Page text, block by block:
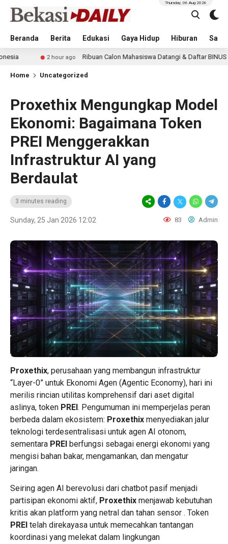
Beranda Berita Edukasi Gaya Hidup Hiburan
Thursday, 06 Aug 2026
2 hour ago Ribuan Calon Mahasiswa Datangi & Daftar BINUS University,
Home Uncategorized
Proxethix Mengungkap Model
Ekonomi: Bagaimana Token
PREI Menggerakkan
Infrastruktur AI yang
Berdaulat
3 minutes reading
Sunday, 25 Jan 2026 12:02 83 Admin
Proxethix, perusahaan yang membangun infrastruktur
“Layer-0” untuk Ekonomi Agen (Agentic Economy), hari ini
merilis rincian utilitas komprehensif dari aset digital
aslinya, token PREI . Pengumuman ini memperjelas peran
berbeda dalam ekosistem: Proxethix menyediakan jalur
teknologi terdesentralisasi untuk agen AI otonom,
sementara PREI berfungsi sebagai energi ekonomi yang
mengisi bahan bakar, mengamankan, dan mengatur
jaringan.
Seiring agen AI berevolusi dari chatbot pasif menjadi
partisipan ekonomi aktif, Proxethix menjawab kebutuhan
kritis akan platform yang netral dan tahan sensor . Token
PREI telah direkayasa untuk memecahkan tantangan
koordinasi yang melekat dalam lingkungan